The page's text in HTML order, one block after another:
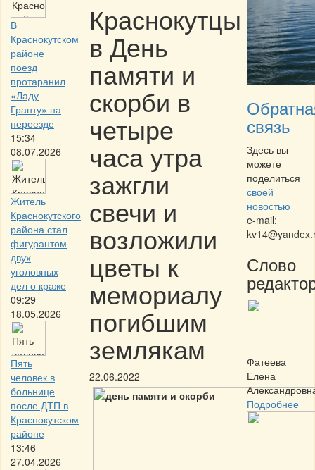
В
Краснокутском
районе
поезд
протаранил
«Ладу
Гранту» на
переезде
15:34
08.07.2026
Житель
Краснокутского
района стал
фигурантом
двух
уголовных
дел о краже
09:29
18.05.2026
Пять
человек в
больнице
после ДТП в
Краснокутском
районе
13:46
27.04.2026
Краснокутцы
в День
памяти и
скорби в
четыре
часа утра
зажгли
свечи и
возложили
цветы к
мемориалу
погибшим
землякам
22.06.2022
связь
Здесь вы
можете
поделиться
своей
новостью
e-mail:
Слово
Фатеева
Елена
Подробнее